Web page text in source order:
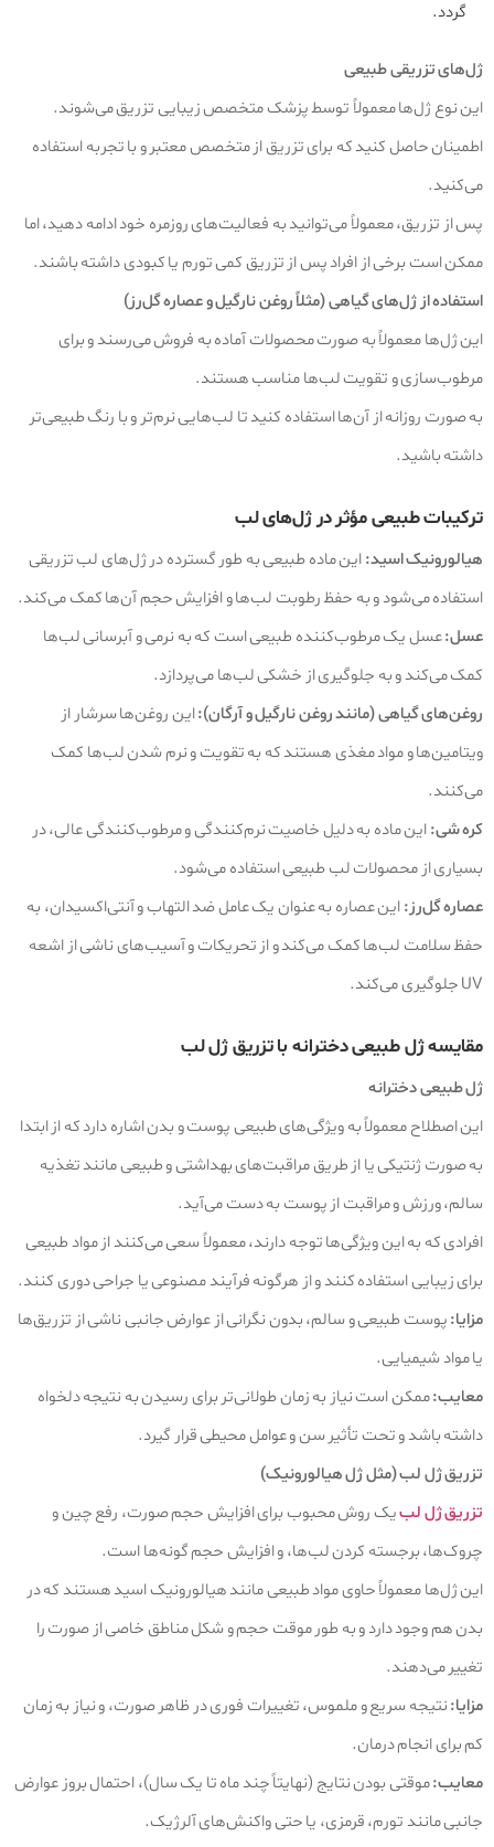
گردد.
ژل‌های تزریقی طبیعی
این نوع ژل‌ها معمولاً توسط پزشک متخصص زیبایی تزریق می‌شوند.
اطمینان حاصل کنید که برای تزریق از متخصص معتبر و با تجربه استفاده
می‌کنید.
پس از تزریق، معمولاً می‌توانید به فعالیت‌های روزمره خود ادامه دهید، اما
ممکن است برخی از افراد پس از تزریق کمی تورم یا کبودی داشته باشند.
استفاده از ژل‌های گیاهی (مثلاً روغن نارگیل و عصاره گل‌رز)
این ژل‌ها معمولاً به صورت محصولات آماده به فروش می‌رسند و برای
مرطوب‌سازی و تقویت لب‌ها مناسب هستند.
به صورت روزانه از آن‌ها استفاده کنید تا لب‌هایی نرم‌تر و با رنگ طبیعی‌تر
داشته باشید.
ترکیبات طبیعی مؤثر در ژل‌های لب
هیالورونیک اسید:این ماده طبیعی به طور گسترده در ژل‌های لب تزریقی
استفاده می‌شود و به حفظ رطوبت لب‌ها و افزایش حجم آن‌ها کمک می‌کند.
عسل:عسل یک مرطوب‌کننده طبیعی است که به نرمی و آبرسانی لب‌ها
کمک می‌کند و به جلوگیری از خشکی لب‌ها می‌پردازد.
روغن‌های گیاهی (مانند روغن نارگیل و آرگان):این روغن‌ها سرشار از
ویتامین‌ها و مواد مغذی هستند که به تقویت و نرم شدن لب‌ها کمک
می‌کنند.
کره شی:این ماده به دلیل خاصیت نرم‌کنندگی و مرطوب‌کنندگی عالی، در
بسیاری از محصولات لب طبیعی استفاده می‌شود.
عصاره گل‌رز:این عصاره به عنوان یک عامل ضد التهاب و آنتی‌اکسیدان، به
حفظ سلامت لب‌ها کمک می‌کند و از تحریکات و آسیب‌های ناشی از اشعه
UV جلوگیری می‌کند.
مقایسه ژل طبیعی دخترانه با تزریق ژل لب
ژل طبیعی دخترانه
این اصطلاح معمولاً به ویژگی‌های طبیعی پوست و بدن اشاره دارد که از ابتدا
به صورت ژنتیکی یا از طریق مراقبت‌های بهداشتی و طبیعی مانند تغذیه
سالم، ورزش و مراقبت از پوست به دست می‌آید.
افرادی که به این ویژگی‌ها توجه دارند، معمولاً سعی می‌کنند از مواد طبیعی
برای زیبایی استفاده کنند و از هرگونه فرآیند مصنوعی یا جراحی دوری کنند.
مزایا:پوست طبیعی و سالم، بدون نگرانی از عوارض جانبی ناشی از تزریق‌ها
یا مواد شیمیایی.
معایب:ممکن است نیاز به زمان طولانی‌تر برای رسیدن به نتیجه دلخواه
داشته باشد و تحت تأثیر سن و عوامل محیطی قرار گیرد.
تزریق ژل لب (مثل ژل هیالورونیک)
تزریق ژل لبیک روش محبوب برای افزایش حجم صورت، رفع چین و
چروک‌ها، برجسته کردن لب‌ها، و افزایش حجم گونه‌ها است.
این ژل‌ها معمولاً حاوی مواد طبیعی مانند هیالورونیک اسید هستند که در
بدن هم وجود دارد و به طور موقت حجم و شکل مناطق خاصی از صورت را
تغییر می‌دهند.
مزایا:نتیجه سریع و ملموس، تغییرات فوری در ظاهر صورت، و نیاز به زمان
کم برای انجام درمان.
معایب:موقتی بودن نتایج (نهایتاً چند ماه تا یک سال)، احتمال بروز عوارض
جانبی مانند تورم، قرمزی، یا حتی واکنش‌های آلرژیک.